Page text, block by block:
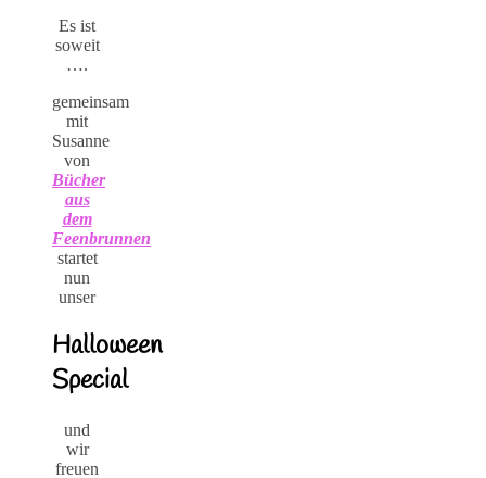
Es ist
soweit
….
gemeinsam
mit
Susanne
von
Bücher
aus
dem
Feenbrunnen
startet
nun
unser
Halloween
Special
und
wir
freuen